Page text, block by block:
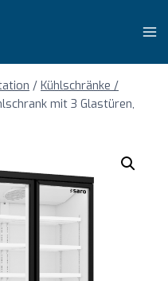
/ Kühlschränke /
mit 3 Glastüren,